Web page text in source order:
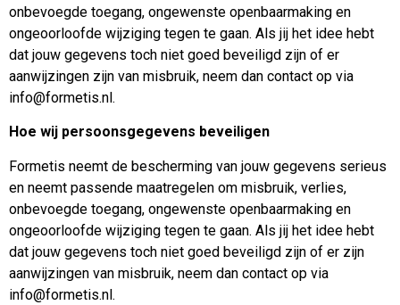
onbevoegde toegang, ongewenste openbaarmaking en
ongeoorloofde wijziging tegen te gaan. Als jij het idee hebt
dat jouw gegevens toch niet goed beveiligd zijn of er
aanwijzingen zijn van misbruik, neem dan contact op via
info@formetis.nl.
Hoe wij persoonsgegevens beveiligen
Formetis neemt de bescherming van jouw gegevens serieus
en neemt passende maatregelen om misbruik, verlies,
onbevoegde toegang, ongewenste openbaarmaking en
ongeoorloofde wijziging tegen te gaan. Als jij het idee hebt
dat jouw gegevens toch niet goed beveiligd zijn of er zijn
aanwijzingen van misbruik, neem dan contact op via
info@formetis.nl.